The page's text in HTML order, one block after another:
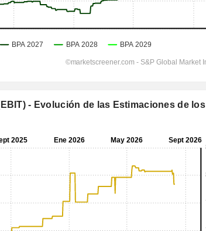
- Evolución de las Estimaciones de los